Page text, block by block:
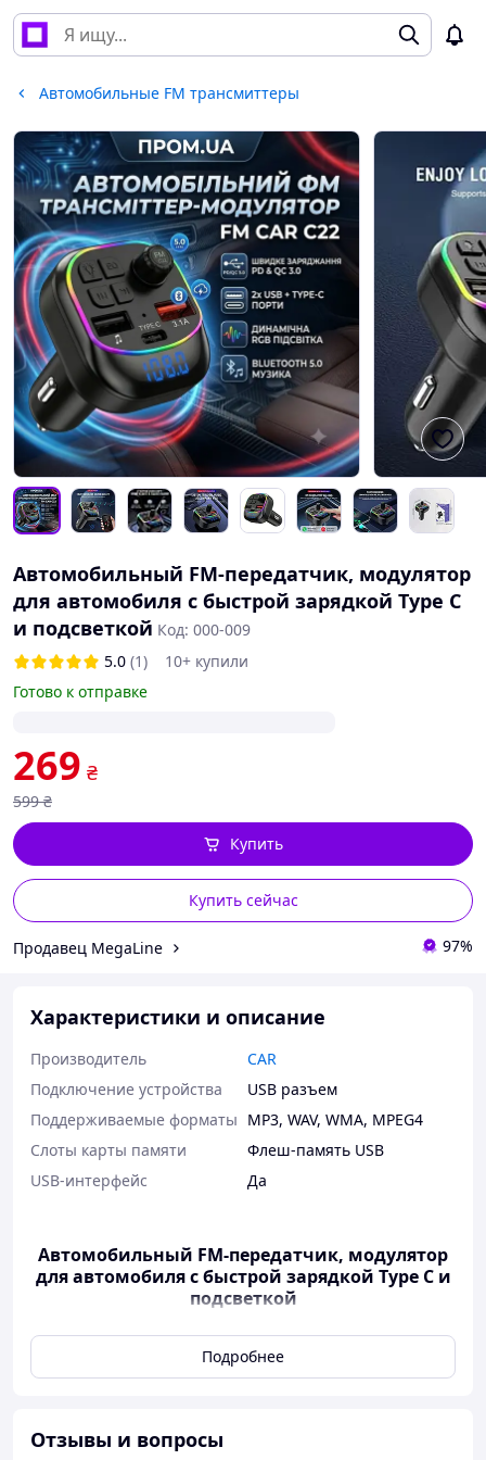
Автомобильные FM трансмиттеры
Автомобильный FM-передатчик, модулятор
для автомобиля с быстрой зарядкой Type C
и подсветкой Код: 000-009
5.0 (1)
10+ купили
Готово к отправке
269 ₴
599 ₴
Купить сейчас
Купить
Продавец MegaLine 97%
Характеристики и описание
Производитель
CAR
Подключение устройства
USB разъем
Поддерживаемые форматы MP3, WAV, WMA, MPEG4
Слоты карты памяти
Флеш-память USB
USB-интерфейс
Да
Автомобильный FM-передатчик, модулятор
для автомобиля с быстрой зарядкой Type C и
подсветкой
Автомобильный FM трансмиттер с Bluetooth — это
удобный аксессуар для автомобиля, который позволяет
слушать музыку со смартфона через автомагнитолу и
автомобиля и передает звук через FM-волну на
Подробнее
Отзывы и вопросы